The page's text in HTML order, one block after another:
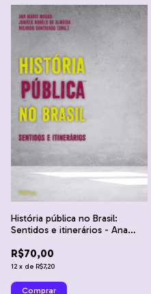
História pública no Brasil:
Sentidos e itinerários - Ana
Almeida e Ricardo Santhiago
R$70,00
12 x de R$7,20